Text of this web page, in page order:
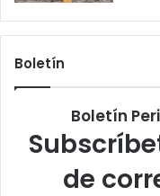
Boletín
Boletín
de